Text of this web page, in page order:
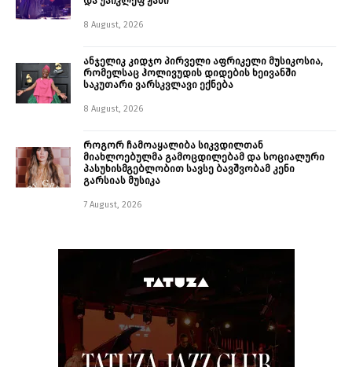
8 August, 2026
ანჯელიკ კიდჯო პირველი აფრიკელი მუსიკოსია,
რომელსაც ჰოლივუდის დიდების ხეივანში
საკუთარი ვარსკვლავი ექნება
8 August, 2026
როგორ ჩამოაყალიბა სიკვდილთან
მიახლოებულმა გამოცდილებამ და სოციალური
პასუხისმგებლობით სავსე ბავშვობამ კენი
გარსიას მუსიკა
7 August, 2026